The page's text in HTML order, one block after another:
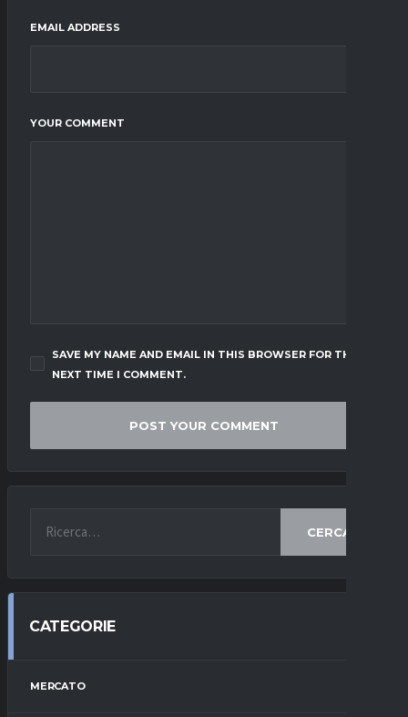
EMAIL ADDRESS
YOUR COMMENT
SAVE MY NAME AND EMAIL IN THIS BROWSER FOR THE
NEXT TIME I COMMENT.
CERCA
CATEGORIE
MERCATO